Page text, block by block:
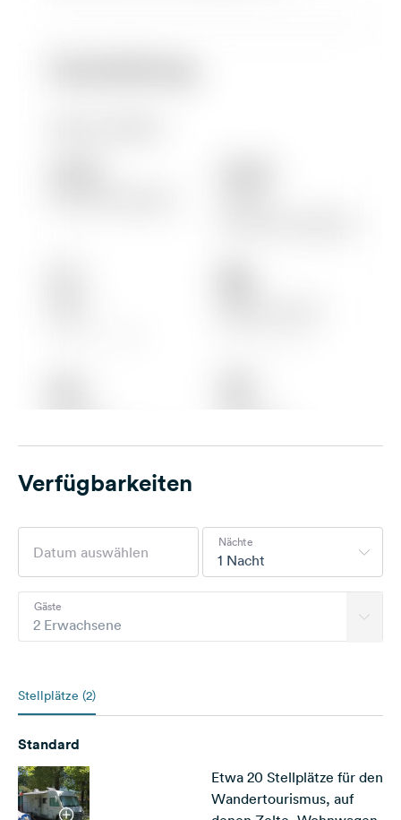
Verfügbarkeiten
1 Nacht
Nächte
2 Erwachsene
Gäste
Stellplätze (2)
Standard
Etwa 20 Stellplätze für den
Wandertourismus, auf